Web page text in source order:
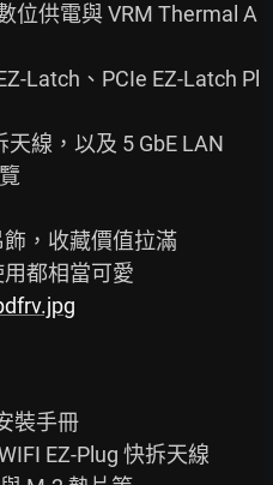
位供電與 VRM Thermal A
Latch、PCIe EZ-Latch Pl
天線，以及 5 GbE LAN
，收藏價值拉滿
裝手冊
EZ-Plug 快拆天線